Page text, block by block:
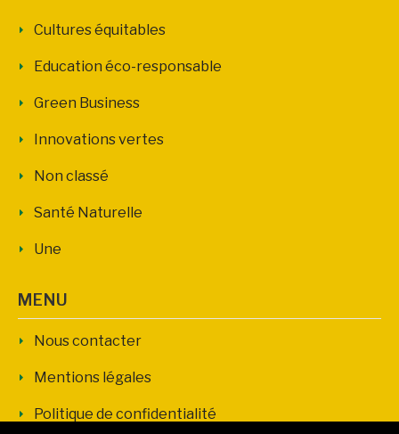
Cultures équitables
Education éco-responsable
Green Business
Innovations vertes
Non classé
Santé Naturelle
Une
MENU
Nous contacter
Mentions légales
Politique de confidentialité